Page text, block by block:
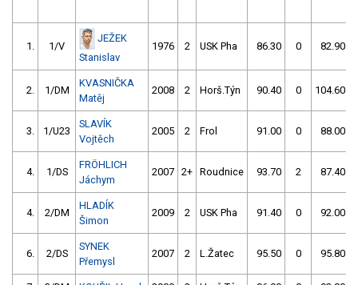
1. 1/V
JEŽEK
Stanislav
1976 2 USK Pha 86.30 0 82.90
2. 1/DM
KVASNIČKA
Matěj
2008 2 Horš.Týn 90.40 0 104.60
3. 1/U23
SLAVÍK
Vojtěch
2005 2 Frol 91.00 0 88.00
4. 1/DS
FRÖHLICH
Jáchym
2007 2+ Roudnice 93.70 2 87.40
4. 2/DM
HLADÍK
Šimon
2009 2 USK Pha 91.40 0 92.00
6. 2/DS
SYNEK
Přemysl
2007 2 L.Žatec 95.50 0 95.80